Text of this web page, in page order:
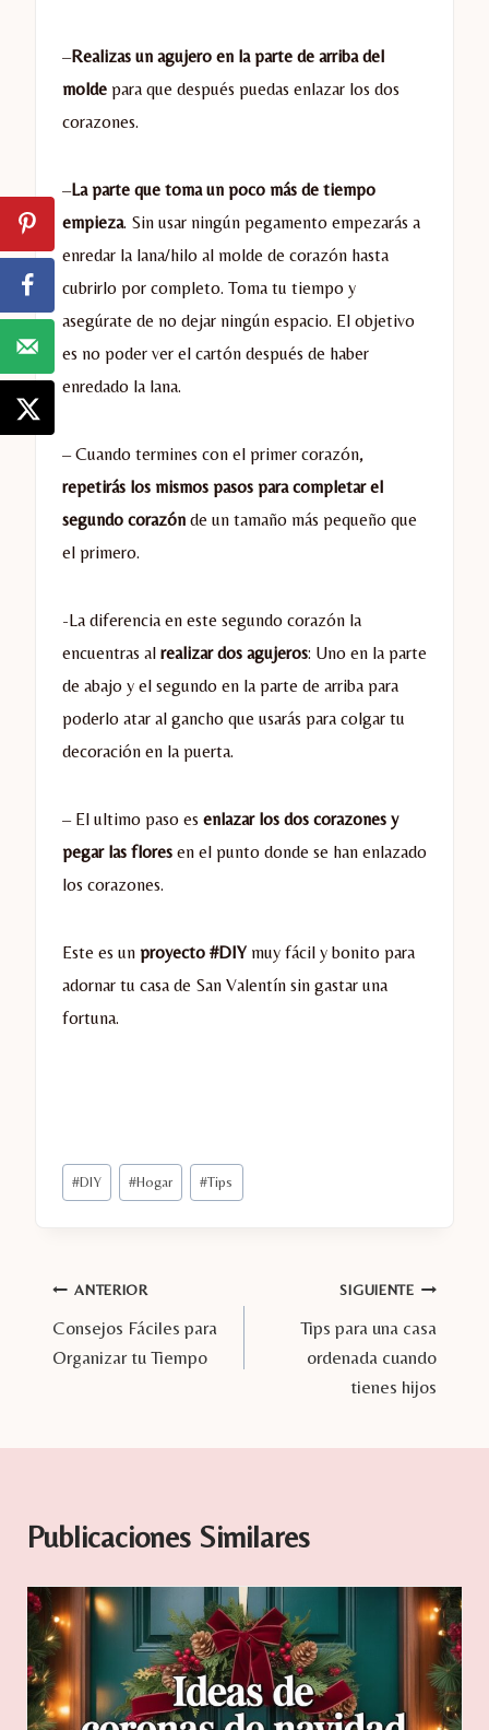
–Realizas un agujero en la parte de arriba del
molde para que después puedas enlazar los dos
corazones.
–La parte que toma un poco más de tiempo
empieza. Sin usar ningún pegamento empezarás a
enredar la lana/hilo al molde de corazón hasta
cubrirlo por completo. Toma tu tiempo y
asegúrate de no dejar ningún espacio. El objetivo
es no poder ver el cartón después de haber
enredado la lana.
– Cuando termines con el primer corazón,
repetirás los mismos pasos para completar el
segundo corazón de un tamaño más pequeño que
el primero.
-La diferencia en este segundo corazón la
encuentras al realizar dos agujeros: Uno en la parte
de abajo y el segundo en la parte de arriba para
poderlo atar al gancho que usarás para colgar tu
decoración en la puerta.
– El ultimo paso es enlazar los dos corazones y
pegar las flores en el punto donde se han enlazado
los corazones.
Este es un proyecto #DIY muy fácil y bonito para
adornar tu casa de San Valentín sin gastar una
fortuna.
Etiquetas
de
#DIY #Hogar #Tips
Navegación
de
ANTERIOR
Consejos Fáciles para
Organizar tu Tiempo
SIGUIENTE
Tips para una casa
ordenada cuando
tienes hijos
Publicaciones Similares